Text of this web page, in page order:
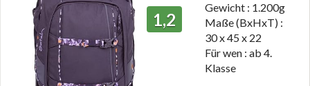
1,2
Gewicht : 1.200g
Maße (BxHxT) :
30 x 45 x 22
Für wen : ab 4.
Klasse